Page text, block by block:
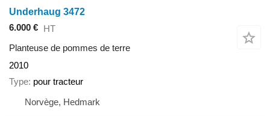
Underhaug 3472
6.000 € HT
Planteuse de pommes de terre
2010
Type pour tracteur
Norvège, Hedmark